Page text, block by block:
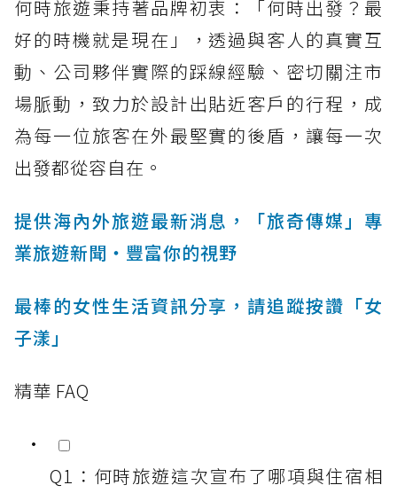
何時旅遊秉持著品牌初衷：「何時出發？最
好的時機就是現在」，透過與客人的真實互
動、公司夥伴實際的踩線經驗、密切關注市
場脈動，致力於設計出貼近客戶的行程，成
為每一位旅客在外最堅實的後盾，讓每一次
出發都從容自在。
提供海內外旅遊最新消息，「旅奇傳媒」專
業旅遊新聞‧豐富你的視野
最棒的女性生活資訊分享，請追蹤按讚「女
子漾」
精華 FAQ
Q1：何時旅遊這次宣布了哪項與住宿相